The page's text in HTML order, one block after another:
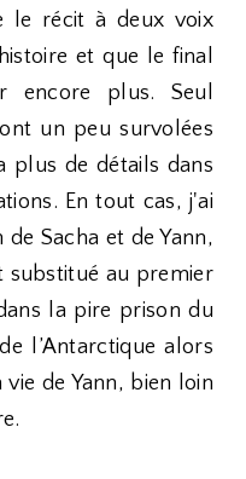
le récit à deux voix
et que le final
encore plus. Seul
un peu survolées
plus de détails dans
En tout cas, j'ai
Sacha et de Yann,
substitué au premier
la pire prison du
l’Antarctique alors
de Yann, bien loin